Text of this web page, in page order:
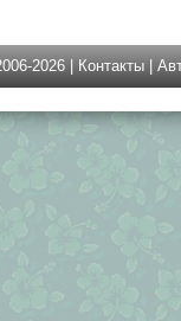
2026 | Контакты |